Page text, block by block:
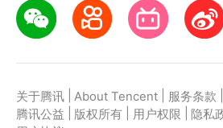
关于腾讯 About Tencent 服务条款
腾讯公益
版权所有 用户权限 隐私